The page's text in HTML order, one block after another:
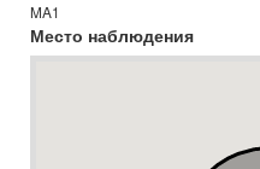
MA1
Место наблюдения